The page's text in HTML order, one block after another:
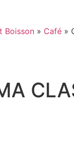
Boisson » Café »